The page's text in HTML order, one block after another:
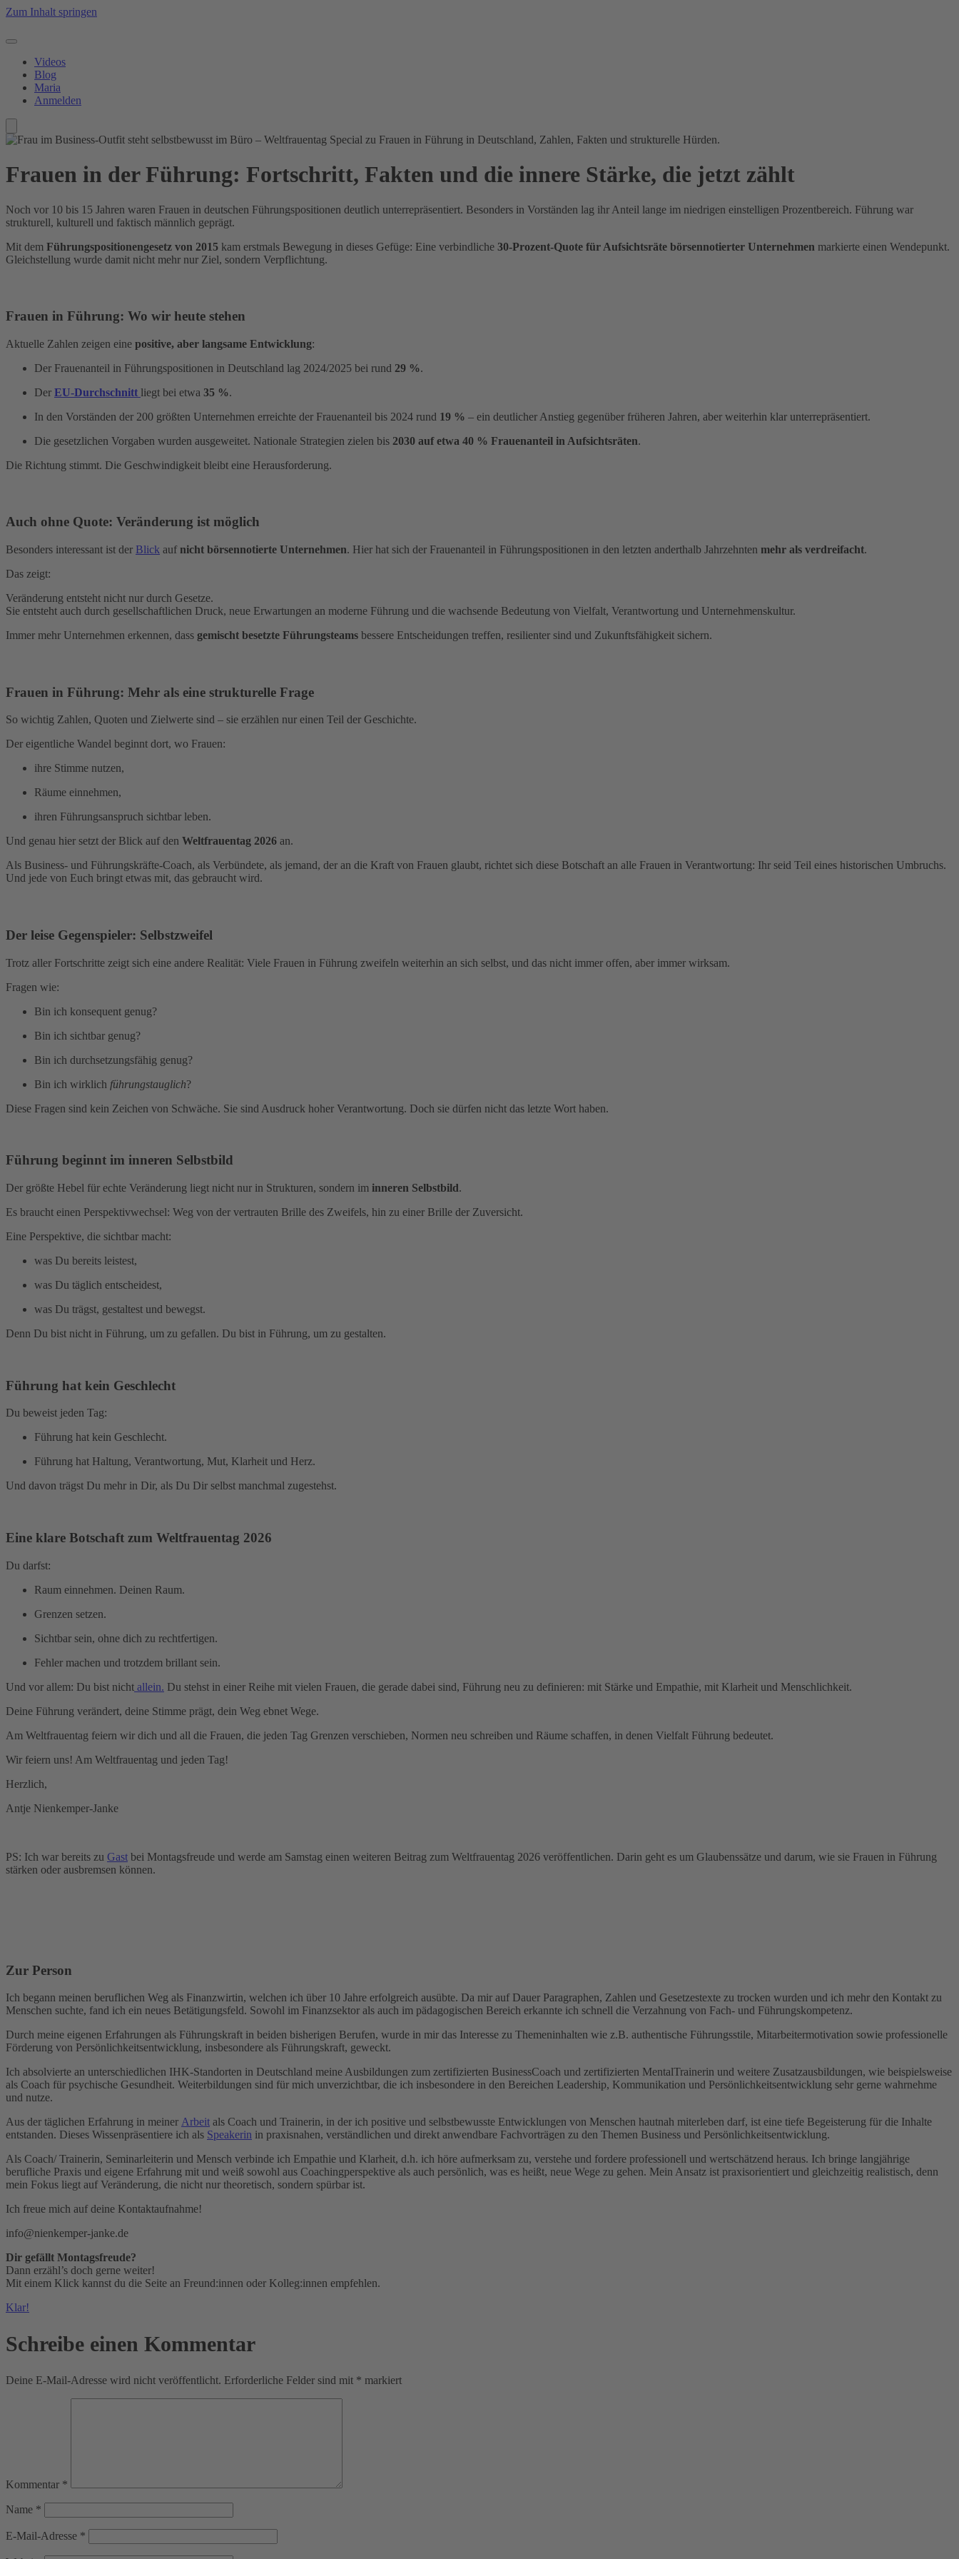
Zum Inhalt springen
Videos
Blog
Maria
Anmelden
Frauen in der Führung: Fortschritt, Fakten und die innere Stärke, die jetzt zählt
Noch vor 10 bis 15 Jahren waren Frauen in deutschen Führungspositionen deutlich unterrepräsentiert. Besonders in Vorständen lag ihr Anteil lange im niedrigen einstelligen Prozentbereich. Führung war
strukturell, kulturell und faktisch männlich geprägt.
Mit dem Führungspositionengesetz von 2015 kam erstmals Bewegung in dieses Gefüge: Eine verbindliche 30-Prozent-Quote für Aufsichtsräte börsennotierter Unternehmen markierte einen Wendepunkt.
Gleichstellung wurde damit nicht mehr nur Ziel, sondern Verpflichtung.
Frauen in Führung: Wo wir heute stehen
Aktuelle Zahlen zeigen eine positive, aber langsame Entwicklung:
Der Frauenanteil in Führungspositionen in Deutschland lag 2024/2025 bei rund 29 %.
Der EU-Durchschnitt liegt bei etwa 35 %.
In den Vorständen der 200 größten Unternehmen erreichte der Frauenanteil bis 2024 rund 19 % – ein deutlicher Anstieg gegenüber früheren Jahren, aber weiterhin klar unterrepräsentiert.
Die gesetzlichen Vorgaben wurden ausgeweitet. Nationale Strategien zielen bis 2030 auf etwa 40 % Frauenanteil in Aufsichtsräten.
Die Richtung stimmt. Die Geschwindigkeit bleibt eine Herausforderung.
Auch ohne Quote: Veränderung ist möglich
Besonders interessant ist der Blick auf nicht börsennotierte Unternehmen. Hier hat sich der Frauenanteil in Führungspositionen in den letzten anderthalb Jahrzehnten mehr als verdreifacht.
Das zeigt:
Veränderung entsteht nicht nur durch Gesetze.
Sie entsteht auch durch gesellschaftlichen Druck, neue Erwartungen an moderne Führung und die wachsende Bedeutung von Vielfalt, Verantwortung und Unternehmenskultur.
Immer mehr Unternehmen erkennen, dass gemischt besetzte Führungsteams bessere Entscheidungen treffen, resilienter sind und Zukunftsfähigkeit sichern.
Frauen in Führung: Mehr als eine strukturelle Frage
So wichtig Zahlen, Quoten und Zielwerte sind – sie erzählen nur einen Teil der Geschichte.
Der eigentliche Wandel beginnt dort, wo Frauen:
ihre Stimme nutzen,
Räume einnehmen,
ihren Führungsanspruch sichtbar leben.
Und genau hier setzt der Blick auf den Weltfrauentag 2026 an.
Als Business- und Führungskräfte-Coach, als Verbündete, als jemand, der an die Kraft von Frauen glaubt, richtet sich diese Botschaft an alle Frauen in Verantwortung: Ihr seid Teil eines historischen Umbruchs.
Und jede von Euch bringt etwas mit, das gebraucht wird.
Der leise Gegenspieler: Selbstzweifel
Trotz aller Fortschritte zeigt sich eine andere Realität: Viele Frauen in Führung zweifeln weiterhin an sich selbst, und das nicht immer offen, aber immer wirksam.
Fragen wie:
Bin ich konsequent genug?
Bin ich sichtbar genug?
Bin ich durchsetzungsfähig genug?
Bin ich wirklich führungstauglich?
Diese Fragen sind kein Zeichen von Schwäche. Sie sind Ausdruck hoher Verantwortung. Doch sie dürfen nicht das letzte Wort haben.
Führung beginnt im inneren Selbstbild
Der größte Hebel für echte Veränderung liegt nicht nur in Strukturen, sondern im inneren Selbstbild.
Es braucht einen Perspektivwechsel: Weg von der vertrauten Brille des Zweifels, hin zu einer Brille der Zuversicht.
Eine Perspektive, die sichtbar macht:
was Du bereits leistest,
was Du täglich entscheidest,
was Du trägst, gestaltest und bewegst.
Denn Du bist nicht in Führung, um zu gefallen. Du bist in Führung, um zu gestalten.
Führung hat kein Geschlecht
Du beweist jeden Tag:
Führung hat kein Geschlecht.
Führung hat Haltung, Verantwortung, Mut, Klarheit und Herz.
Und davon trägst Du mehr in Dir, als Du Dir selbst manchmal zugestehst.
Eine klare Botschaft zum Weltfrauentag 2026
Du darfst:
Raum einnehmen. Deinen Raum.
Grenzen setzen.
Sichtbar sein, ohne dich zu rechtfertigen.
Fehler machen und trotzdem brillant sein.
Und vor allem: Du bist nicht allein. Du stehst in einer Reihe mit vielen Frauen, die gerade dabei sind, Führung neu zu definieren: mit Stärke und Empathie, mit Klarheit und Menschlichkeit.
Deine Führung verändert, deine Stimme prägt, dein Weg ebnet Wege.
Am Weltfrauentag feiern wir dich und all die Frauen, die jeden Tag Grenzen verschieben, Normen neu schreiben und Räume schaffen, in denen Vielfalt Führung bedeutet.
Wir feiern uns! Am Weltfrauentag und jeden Tag!
Herzlich,
Antje Nienkemper-Janke
PS: Ich war bereits zu Gast bei Montagsfreude und werde am Samstag einen weiteren Beitrag zum Weltfrauentag 2026 veröffentlichen. Darin geht es um Glaubenssätze und darum, wie sie Frauen in Führung
stärken oder ausbremsen können.
Zur Person
Ich begann meinen beruflichen Weg als Finanzwirtin, welchen ich über 10 Jahre erfolgreich ausübte. Da mir auf Dauer Paragraphen, Zahlen und Gesetzestexte zu trocken wurden und ich mehr den Kontakt zu
Menschen suchte, fand ich ein neues Betätigungsfeld. Sowohl im Finanzsektor als auch im pädagogischen Bereich erkannte ich schnell die Verzahnung von Fach- und Führungskompetenz.
Durch meine eigenen Erfahrungen als Führungskraft in beiden bisherigen Berufen, wurde in mir das Interesse zu Themeninhalten wie z.B. authentische Führungsstile, Mitarbeitermotivation sowie professionelle
Förderung von Persönlichkeitsentwicklung, insbesondere als Führungskraft, geweckt.
Ich absolvierte an unterschiedlichen IHK-Standorten in Deutschland meine Ausbildungen zum zertifizierten BusinessCoach und zertifizierten MentalTrainerin und weitere Zusatzausbildungen, wie beispielsweise
als Coach für psychische Gesundheit. Weiterbildungen sind für mich unverzichtbar, die ich insbesondere in den Bereichen Leadership, Kommunikation und Persönlichkeitsentwicklung sehr gerne wahrnehme
und nutze.
Aus der täglichen Erfahrung in meiner Arbeit als Coach und Trainerin, in der ich positive und selbstbewusste Entwicklungen von Menschen hautnah miterleben darf, ist eine tiefe Begeisterung für die Inhalte
entstanden. Dieses Wissenpräsentiere ich als Speakerin in praxisnahen, verständlichen und direkt anwendbare Fachvorträgen zu den Themen Business und Persönlichkeitsentwicklung.
Als Coach/ Trainerin, Seminarleiterin und Mensch verbinde ich Empathie und Klarheit, d.h. ich höre aufmerksam zu, verstehe und fordere professionell und wertschätzend heraus. Ich bringe langjährige
berufliche Praxis und eigene Erfahrung mit und weiß sowohl aus Coachingperspektive als auch persönlich, was es heißt, neue Wege zu gehen. Mein Ansatz ist praxisorientiert und gleichzeitig realistisch, denn
mein Fokus liegt auf Veränderung, die nicht nur theoretisch, sondern spürbar ist.
Ich freue mich auf deine Kontaktaufnahme!
info@nienkemper-janke.de
Dir gefällt Montagsfreude?
Dann erzähl’s doch gerne weiter!
Mit einem Klick kannst du die Seite an Freund:innen oder Kolleg:innen empfehlen.
Klar!
Schreibe einen Kommentar
Deine E-Mail-Adresse wird nicht veröffentlicht. Erforderliche Felder sind mit * markiert
Kommentar *
Name *
E-Mail-Adresse *